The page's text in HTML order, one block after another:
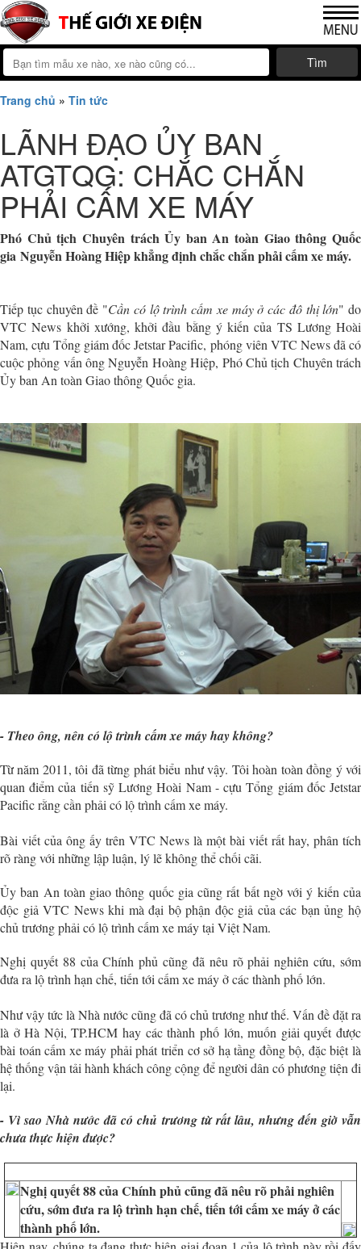
Tìm
Trang chủ » Tin tức
LÃNH ĐẠO ỦY BAN
ATGTQG: CHẮC CHẮN
PHẢI CẤM XE MÁY
Phó Chủ tịch Chuyên trách Ủy ban An toàn Giao thông Quốc
gia Nguyễn Hoàng Hiệp khẳng định chắc chắn phải cấm xe máy.
Tiếp tục chuyên đề "Cần có lộ trình cấm xe máy ở các đô thị lớn" do
VTC News khởi xướng, khởi đầu bằng ý kiến của TS Lương Hoài
Nam, cựu Tổng giám đốc Jetstar Pacific, phóng viên VTC News đã có
cuộc phỏng vấn ông Nguyễn Hoàng Hiệp, Phó Chủ tịch Chuyên trách
Ủy ban An toàn Giao thông Quốc gia.
- Theo ông, nên có lộ trình cấm xe máy hay không?
Từ năm 2011, tôi đã từng phát biểu như vậy. Tôi hoàn toàn đồng ý với
quan điểm của tiến sỹ Lương Hoài Nam - cựu Tổng giám đốc Jetstar
Pacific rằng cần phải có lộ trình cấm xe máy.
Bài viết của ông ấy trên VTC News là một bài viết rất hay, phân tích
rõ ràng với những lập luận, lý lẽ không thể chối cãi.
Ủy ban An toàn giao thông quốc gia cũng rất bất ngờ với ý kiến của
độc giả VTC News khi mà đại bộ phận độc giả của các bạn ủng hộ
chủ trương phải có lộ trình cấm xe máy tại Việt Nam.
Nghị quyết 88 của Chính phủ cũng đã nêu rõ phải nghiên cứu, sớm
đưa ra lộ trình hạn chế, tiến tới cấm xe máy ở các thành phố lớn.
Như vậy tức là Nhà nước cũng đã có chủ trương như thế. Vấn đề đặt ra
là ở Hà Nội, TP.HCM hay các thành phố lớn, muốn giải quyết được
bài toán cấm xe máy phải phát triển cơ sở hạ tầng đồng bộ, đặc biệt là
hệ thống vận tải hành khách công cộng để người dân có phương tiện đi
lại.
- Vì sao Nhà nước đã có chủ trương từ rất lâu, nhưng đến giờ vẫn
chưa thực hiện được?
Nghị quyết 88 của Chính phủ cũng đã nêu rõ phải nghiên
cứu, sớm đưa ra lộ trình hạn chế, tiến tới cấm xe máy ở các
thành phố lớn.